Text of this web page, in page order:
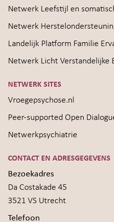
Netwerk Leefstijl en
Netwerk
Landelijk Platform Familie
Netwerk Licht Verstandelijke
NETWERK SITES
Vroegepsychose.nl
Peer-supported Open
Netwerkpsychiatrie
CONTACT EN ADRESGEGEVENS
Bezoekadres
Da Costakade 45
3521 VS Utrecht
Telefoon